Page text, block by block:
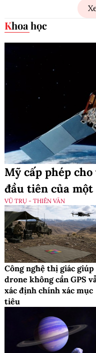
Khoa học
Mỹ cấp phép
đầu tiên của
VŨ TRỤ - THIÊN VĂN
Công nghệ thị giác giúp
drone không cần GPS
xác định chính xác mục
tiêu